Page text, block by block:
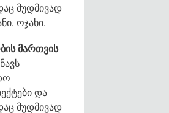
მუდმივად
ოჯახი.
მართვის
და
მუდმივად